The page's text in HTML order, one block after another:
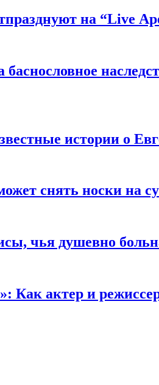
на “Live
истории о
снять носки на
чья душевно
Как актер и